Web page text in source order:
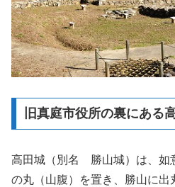
旧真庭市役所の裏にある
高田城（別名 勝山城）は、如
の丸（山腹）を置き、勝山に出